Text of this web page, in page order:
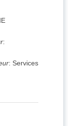
:
: Services